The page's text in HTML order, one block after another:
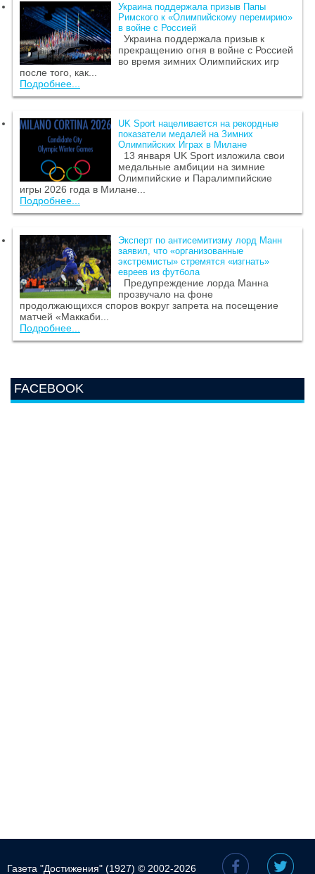
Украина поддержала призыв Папы
Римского к «Олимпийскому перемирию»
в войне с Россией
Украина поддержала призыв к
прекращению огня в войне с Россией
во время зимних Олимпийских игр
после того, как...
Подробнее...
UK Sport нацеливается на рекордные
показатели медалей на Зимних
Олимпийских Играх в Милане
13 января UK Sport изложила свои
медальные амбиции на зимние
Олимпийские и Паралимпийские
игры 2026 года в Милане...
Подробнее...
Эксперт по антисемитизму лорд Манн
заявил, что «организованные
экстремисты» стремятся «изгнать»
евреев из футбола
Предупреждение лорда Манна
прозвучало на фоне
продолжающихся споров вокруг запрета на посещение
матчей «Маккаби...
Подробнее...
FACEBOOK
Газета "Достижения" (1927) © 2002-2026